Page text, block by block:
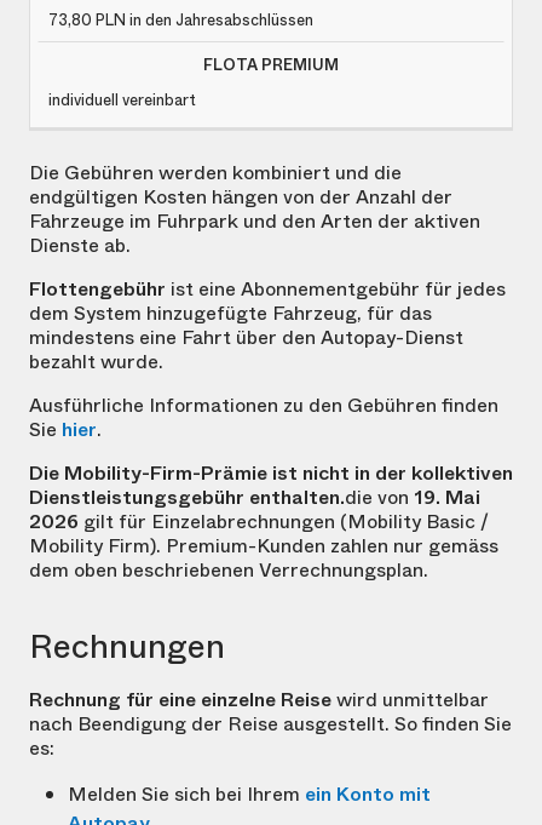
73,80 PLN in den Jahresabschlüssen
individuell vereinbart
Die Gebühren werden kombiniert und die
endgültigen Kosten hängen von der Anzahl der
Fahrzeuge im Fuhrpark und den Arten der aktiven
Dienste ab.
Flottengebühr ist eine Abonnementgebühr für jedes
dem System hinzugefügte Fahrzeug, für das
mindestens eine Fahrt über den Autopay-Dienst
bezahlt wurde.
Ausführliche Informationen zu den Gebühren finden
Sie hier.
Die Mobility-Firm-Prämie ist nicht in der kollektiven
Dienstleistungsgebühr enthalten.die von 19. Mai
2026 gilt für Einzelabrechnungen (Mobility Basic /
Mobility Firm). Premium-Kunden zahlen nur gemäss
dem oben beschriebenen Verrechnungsplan.
Rechnungen
Rechnung für eine einzelne Reisewird unmittelbar
nach Beendigung der Reise ausgestellt. So finden Sie
es:
Melden Sie sich bei Ihrem ein Konto mit